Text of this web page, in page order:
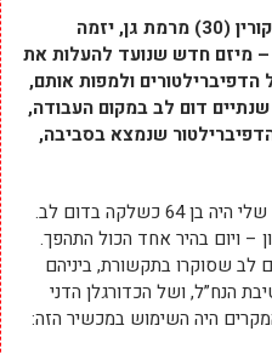
עוזרת מהנדסת העיר לוד – ליהי קורין (30) מרמת גן, יזמה
– מיזם חדש שנועד להעלות את
ולמפות אותם,
דום לב במקום העבודה,
השבוע סיפרה בראיון ל-ynet: “אבא שלי היה בן 64 כשלקה בדום לב.
ויום בהיר אחד הכול התהפך.
לב שסוקרו בתקשורת, ביניהם
הנח”ל, ושל הכדורגלן הדני